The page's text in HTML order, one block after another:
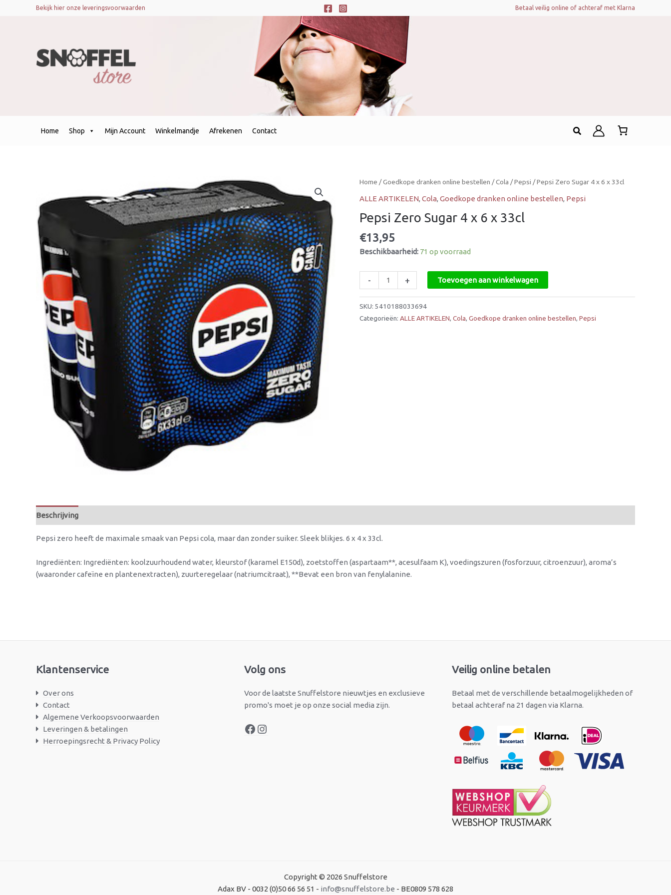
Bekijk hier onze leveringsvoorwaarden Betaal veilig online of achteraf met Klarna
Home Shop Mijn Account Winkelmandje Afrekenen Contact Zoeken
Home /Goedkope dranken online bestellen /Cola /Pepsi / Pepsi Zero Sugar 4 x 6 x 33cl
ALLE ARTIKELEN, Cola, Goedkope dranken online bestellen, Pepsi
Pepsi Zero Sugar 4 x 6 x 33cl
€13,95
Beschikbaarheid: 71 op voorraad
-
Pepsi
4
6
x
+ Toevoegen aan winkelwagen
SKU: 5410188033694
Categorieën: ALLE ARTIKELEN, Cola, Goedkope dranken online bestellen, Pepsi
Beschrijving
Pepsi zero heeft de maximale smaak van Pepsi cola, maar dan zonder suiker. Sleek blikjes. 6 x 4 x 33cl.
Ingrediënten: Ingrediënten: koolzuurhoudend water, kleurstof (karamel E150d), zoetstoffen (aspartaam**, acesulfaam K), voedingszuren (fosforzuur, citroenzuur), aroma’s
(waaronder cafeïne en plantenextracten), zuurteregelaar (natriumcitraat), **Bevat een bron van fenylalanine.
Klantenservice
Over ons
Contact
Algemene Verkoopsvoorwaarden
Leveringen & betalingen
Herroepingsrecht & Privacy Policy
Volg ons
Voor de laatste Snuffelstore nieuwtjes en exclusieve
promo's moet je op onze social media zijn.
Facebook
Instagram Veilig online betalen
Betaal met de verschillende betaalmogelijkheden of
betaal achteraf na 21 dagen via Klarna.
Copyright © 2026 Snuffelstore
Adax BV - 0032 (0)50 66 56 51 - info@snuffelstore.be - BE0809 578 628